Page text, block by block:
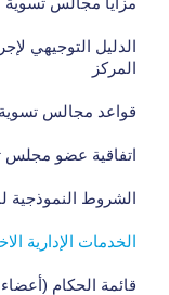
الدليل التوجيهي
المركز
قواعد مجالس
اتفاقية عضو مجلس
الشروط النموذجية
الخدمات الإدارية
قائمة الحكام